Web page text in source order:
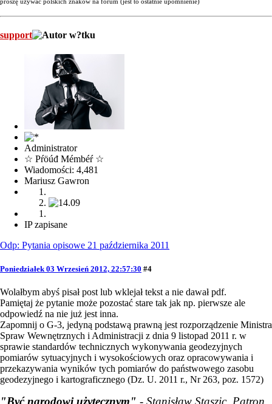
proszę używać polskich znaków na forum (jest to ostatnie upomnienie)
support
Administrator
☆ Pŕöúđ Mémbéŕ ☆
Wiadomości: 4,481
Mariusz Gawron
IP zapisane
Odp: Pytania opisowe 21 października 2011
Poniedziałek 03 Wrzesień 2012, 22:57:30 #4
Wolałbym abyś pisał post lub wklejał tekst a nie dawał pdf.
Pamiętaj że pytanie może pozostać stare tak jak np. pierwsze ale
odpowiedź na nie już jest inna.
Zapomnij o G-3, jedyną podstawą prawną jest rozporządzenie Ministra
Spraw Wewnętrznych i Administracji z dnia 9 listopad 2011 r. w
sprawie standardów technicznych wykonywania geodezyjnych
pomiarów sytuacyjnych i wysokościowych oraz opracowywania i
przekazywania wyników tych pomiarów do państwowego zasobu
geodezyjnego i kartograficznego (Dz. U. 2011 r., Nr 263, poz. 1572)
"Być narodowi użytecznym" - Stanisław Staszic, Patron